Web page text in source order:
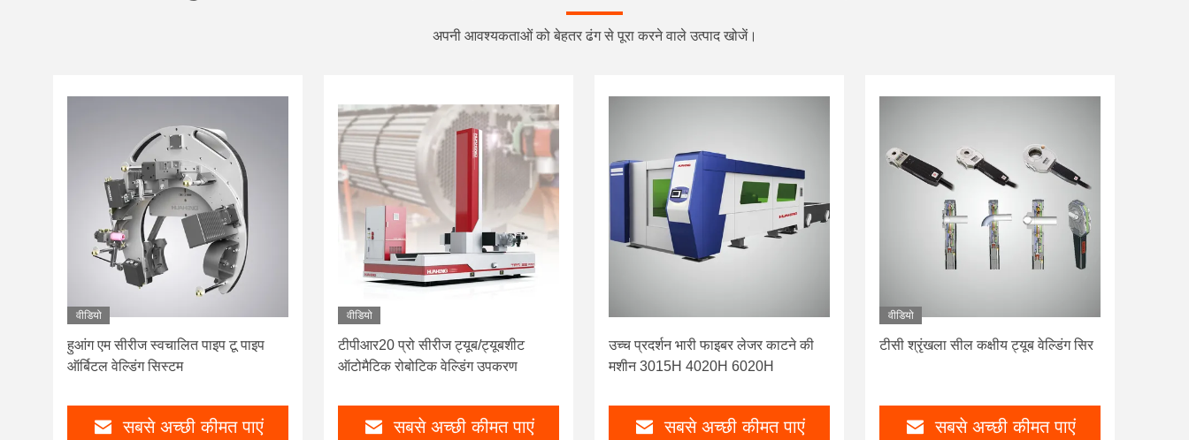
अपनी आवश्यकताओं को बेहतर ढंग से पूरा करने वाले उत्पाद खोजें।
वीडियो
हुआंग एम सीरीज स्वचालित पाइप टू पाइप
ऑर्बिटल वेल्डिंग सिस्टम
सबसे अच्छी कीमत पाएं
वीडियो
टीपीआर20 प्रो सीरीज ट्यूब/ट्यूबशीट
ऑटोमैटिक रोबोटिक वेल्डिंग उपकरण
सबसे अच्छी कीमत पाएं
उच्च प्रदर्शन भारी फाइबर लेजर काटने की
मशीन 3015H 4020H 6020H
सबसे अच्छी कीमत पाएं
वीडियो
टीसी श्रृंखला सील कक्षीय ट्यूब वेल्डिंग सिर
सबसे अच्छी कीमत पाएं